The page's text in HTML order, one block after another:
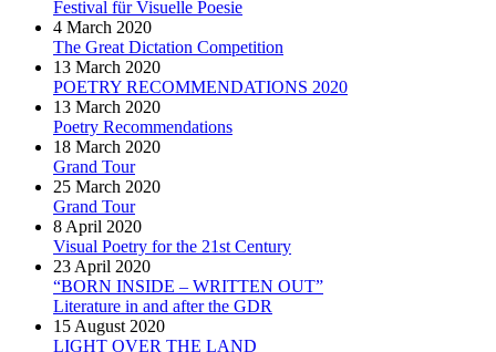
Festival für Visuelle Poesie
4 March 2020
The Great Dictation Competition
13 March 2020
POETRY RECOMMENDATIONS 2020
13 March 2020
Poetry Recommendations
18 March 2020
Grand Tour
25 March 2020
Grand Tour
8 April 2020
Visual Poetry for the 21st Century
23 April 2020
“BORN INSIDE – WRITTEN OUT”
Literature in and after the GDR
15 August 2020
LIGHT OVER THE LAND